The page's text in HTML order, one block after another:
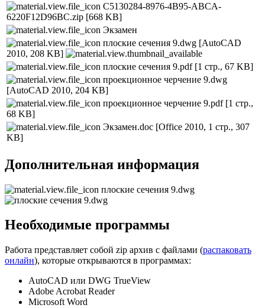
C5130284-8976-4B95-ABCA-
6220F12D96BC.zip [668 KB]
Экзамен
плоские сечения 9.dwg [AutoCAD
2010, 208 KB]
плоские сечения 9.pdf [1 стр., 67 KB]
проекционное черчение 9.dwg
[AutoCAD 2010, 204 KB]
проекционное черчение 9.pdf [1 стр.,
68 KB]
Экзамен.doc [Office 2010, 1 стр., 307
KB]
Дополнительная информация
плоские сечения 9.dwg
Необходимые программы
Работа представляет собой zip архив с файлами (распаковать
онлайн), которые открываются в программах:
AutoCAD или DWG TrueView
Adobe Acrobat Reader
Microsoft Word